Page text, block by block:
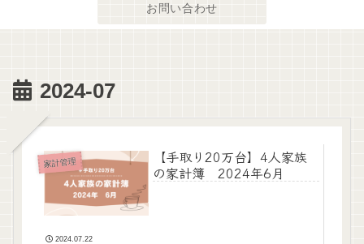
お問い合わせ
2024-07
家計管理
【手取り20万台】4人家族
の家計簿 2024年6月
2024.07.22